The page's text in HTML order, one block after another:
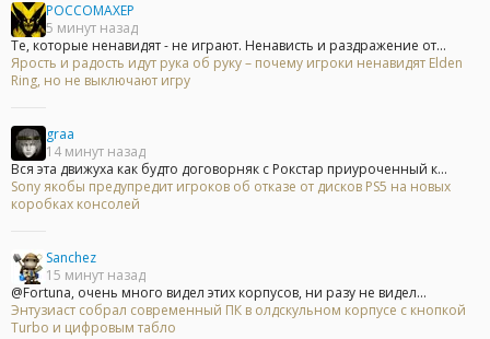
POCCOMAXEP
5 минут назад
Те, которые ненавидят - не играют. Ненависть и раздражение от...
Ярость и радость идут рука об руку – почему игроки ненавидят Elden
Ring, но не выключают игру
graa
14 минут назад
Вся эта движуха как будто договорняк с Рокстар приуроченный к...
Sony якобы предупредит игроков об отказе от дисков PS5 на новых
коробках консолей
Sanchez
15 минут назад
@Fortuna, очень много видел этих корпусов, ни разу не видел...
Энтузиаст собрал современный ПК в олдскульном корпусе с кнопкой
Turbo и цифровым табло